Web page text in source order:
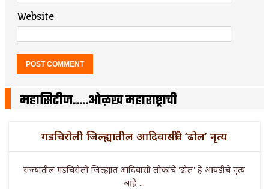
Website
महासिटीज…..ओळख महाराष्ट्राची
गडचिरोली जिल्ह्यातील आदिवासींचे ‘ढोल’ नृत्य
राज्यातील गडचिरोली जिल्ह्यात आदिवासी लोकांचे 'ढोल' हे आवडीचे नृत्य
आहे ...